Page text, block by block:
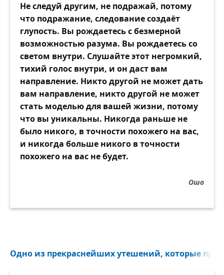
Не следуй другим, не подражай, потому
что подражание, следование создаёт
глупость. Вы рождаетесь с безмерной
возможностью разума. Вы рождаетесь со
светом внутри. Слушайте этот негромкий,
тихий голос внутри, и он даст вам
направление. Никто другой не может дать
вам направление, никто другой не может
стать моделью для вашей жизни, потому
что вы уникальны. Никогда раньше не
было никого, в точности похожего на вас,
и никогда больше никого в точности
похожего на вас не будет.
Ошо
Одно из прекраснейших утешений, которые